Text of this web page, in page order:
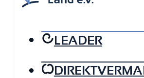
LEADER